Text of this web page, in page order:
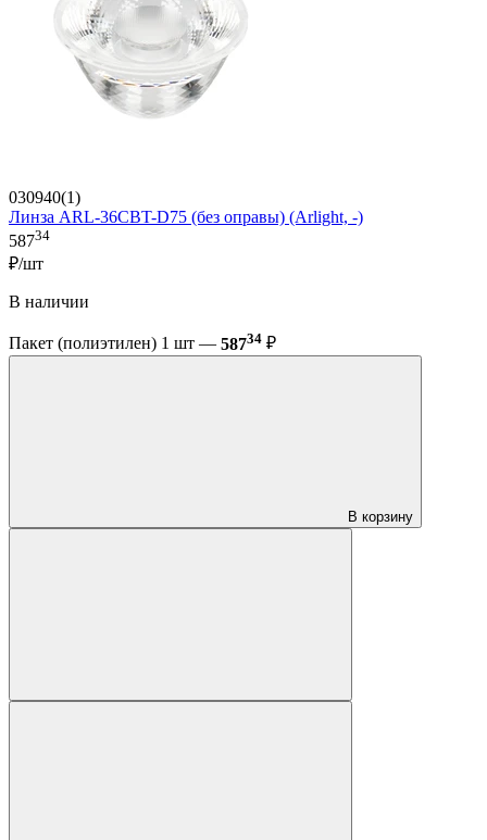
030940(1)
Линза ARL-36CBT-D75 (без оправы) (Arlight, -)
58734
₽/шт
В наличии
Пакет (полиэтилен) 1 шт — 58734 ₽
В корзину